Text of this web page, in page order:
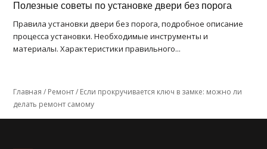
Полезные советы по установке двери без порога
Правила установки двери без порога, подробное описание
процесса установки. Необходимые инструменты и
материалы. Характеристики правильного...
Главная / Ремонт / Если прокручивается ключ в замке: можно ли
делать ремонт самому